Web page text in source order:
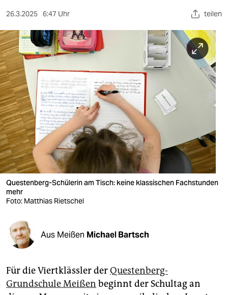
sport
berlin
nord
wahrheit
verlag
verlag
veranstaltungen
shop
fragen & hilfe
unterstützen
abo
genossenschaft
epaper login
26.3.2025 6:47 Uhr teilen
Questenberg-Schülerin am Tisch: keine klassischen Fachstunden
mehr
Foto: Matthias Rietschel
Aus Meißen Michael Bartsch
Für die Viertklässler derQuestenberg-
Grundschule Meißen beginnt der Schultag an